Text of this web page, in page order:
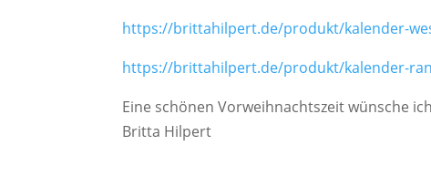
https://brittahilpert.de/produkt/kalender-
https://brittahilpert.de/produkt/kalender-
Eine schönen Vorweihnachtszeit wünsche ich
Britta Hilpert